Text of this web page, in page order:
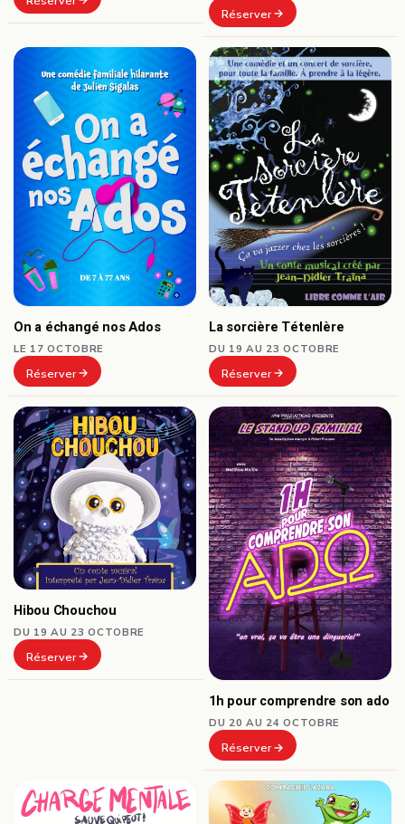
Réserver
On a échangé nos Ados
LE 17 OCTOBRE
Réserver
La sorcière Tétenlère
DU 19 AU 23 OCTOBRE
Réserver
Hibou Chouchou
DU 19 AU 23 OCTOBRE
Réserver
1h pour comprendre son ado
DU 20 AU 24 OCTOBRE
Réserver